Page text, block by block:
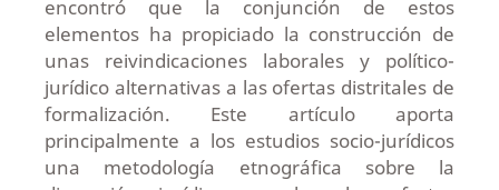
encontró que la conjunción de estos
elementos ha propiciado la construcción de
unas reivindicaciones laborales y político-
jurídico alternativas a las ofertas distritales de
formalización. Este artículo aporta
principalmente a los estudios socio-jurídicos
una metodología etnográfica sobre la